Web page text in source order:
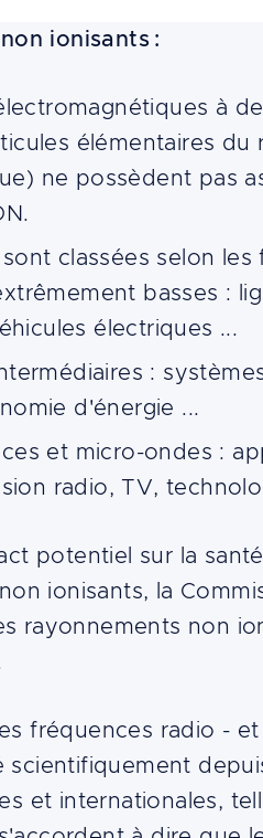
ionisants :
à
élémentaires du
ne possèdent pas
classées selon les
basses :
électriques ...
:
d'énergie ...
et micro-ondes :
radio, TV,
potentiel sur la
ionisants, la
rayonnements non
fréquences radio -
et internationales,